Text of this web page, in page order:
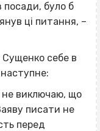
посади, було б
ці питання, –
Сущенко себе в
наступне:
не виключаю, що
писати не
перед